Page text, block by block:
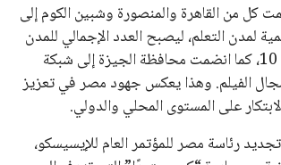
كل من القاهرة والمنصورة وشبين الكوم إلى
لمدن التعلم، ليصبح العدد الإجمالي للمدن
المصرية في الشبكة 10، كما انضمت محافظة الجيزة إلى شبكة
الفيلم. وهذا يعكس جهود مصر في تعزيز
على المستوى المحلي والدولي.
رئاسة مصر للمؤتمر العام للإيسيسكو،